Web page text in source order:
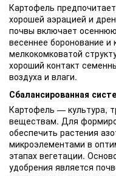
Картофель
хорошей аэрацией и
почвы включает
весеннее боронование
мелкокомковатой
хороший контакт
воздуха и влаги.
Сбалансированная
Картофель — культура,
веществам. Для
обеспечить растения
микроэлементами в
этапах вегетации.
удобрения является